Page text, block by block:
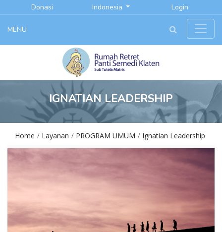
Donasi Indonesia Login
MENU
IGNATIAN LEADERSHIP
Home Layanan PROGRAM UMUM Ignatian Leadership